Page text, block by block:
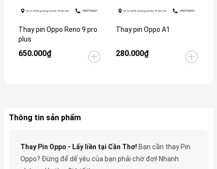
Thay pin Oppo Reno 9 pro
plus
650.000₫
Thay pin Oppo A1
280.000₫
Thông tin sản phẩm
Thay Pin Oppo - Lấy liền tại Cần Thơ! Bạn cần thay Pin
Oppo? Đừng để dế yêu của bạn phải chờ đợi! Nhanh